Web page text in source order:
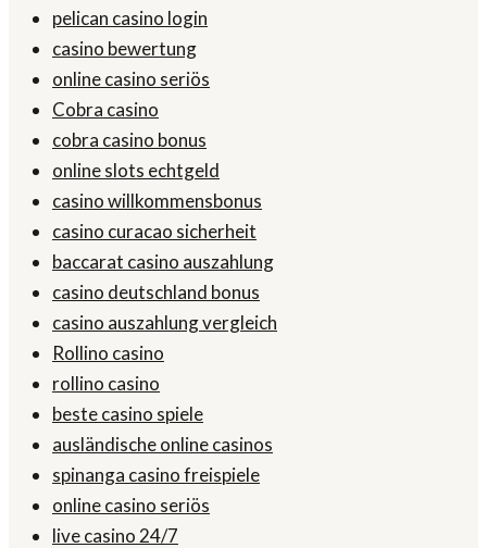
pelican casino login
casino bewertung
online casino seriös
Cobra casino
cobra casino bonus
online slots echtgeld
casino willkommensbonus
casino curacao sicherheit
baccarat casino auszahlung
casino deutschland bonus
casino auszahlung vergleich
Rollino casino
rollino casino
beste casino spiele
ausländische online casinos
spinanga casino freispiele
online casino seriös
live casino 24/7